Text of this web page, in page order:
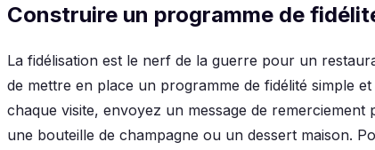
Construire un programme de
La fidélisation est le nerf de la guerre pour un
de mettre en place un programme de fidélité simple
chaque visite, envoyez un message de remerciement
une bouteille de champagne ou un dessert maison.